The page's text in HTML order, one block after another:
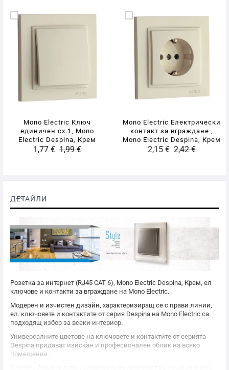
Mono Electric Ключ
единичен сх.1, Mono
Electric Despina, Крем
1,77 € 1,99 €
Mono Electric Електрически
контакт за вграждане ,
Mono Electric Despina, Крем
2,15 € 2,42 €
ДЕТАЙЛИ
Розетка за интернет (RJ45 CAT 6), Mono Electric Despina, Крем, ел
ключове и контакти за вграждане на Mono Electric.
Модерен и изчистен дизайн, характеризиращ се с прави линии,
ел. ключовете и контактите от серия Despina на Mono Electric са
подходящ избор за всеки интериор.
Универсалните цветове на ключовете и контактите от серията
Despina придават изискан и професионален облик на всяко
помещение.